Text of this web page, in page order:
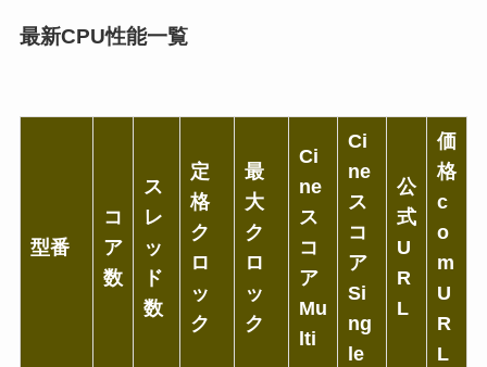
最新CPU性能一覧
型番
コ
ア
数
ス
レ
ッ
ド
数
定
格
ク
ロ
ッ
ク
最
大
ク
ロ
ッ
ク
Ci
ne
ス
コ
ア
Mu
lti
Ci
ne
ス
コ
ア
Si
ng
le
公
式
U
R
L
価
格
c
o
m
U
R
L